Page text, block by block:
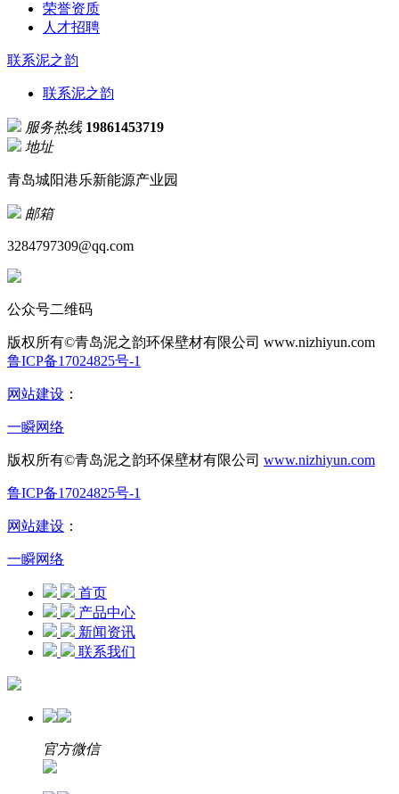
荣誉资质
人才招聘
联系泥之韵
联系泥之韵
服务热线 19861453719
地址
青岛城阳港乐新能源产业园
邮箱
3284797309@qq.com
公众号二维码
版权所有©青岛泥之韵环保壁材有限公司 www.nizhiyun.com
鲁ICP备17024825号-1
网站建设 ：
一瞬网络
版权所有©青岛泥之韵环保壁材有限公司 www.nizhiyun.com
鲁ICP备17024825号-1
网站建设 ：
一瞬网络
首页
产品中心
新闻资讯
联系我们
官方微信